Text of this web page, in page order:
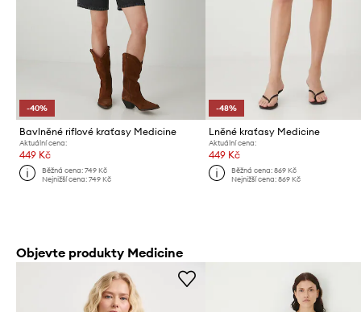
-40%
Bavlněné riflové kraťasy Medicine
Aktuální cena:
449 Kč
Běžná cena:749 Kč
Nejnižší cena:749 Kč
-48%
Lněné kraťasy Medicine
Aktuální cena:
449 Kč
Běžná cena: 869 Kč
Nejnižší cena: 869 Kč
Objevte produkty Medicine